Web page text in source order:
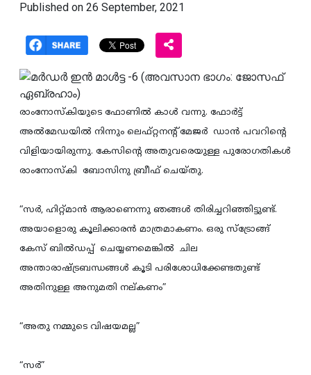
Published on 26 September, 2021
രാംനോസ്കിയുടെ ഫോണില്‍ കാള്‍ വന്നു. ഫോര്‍ട്ട്‌
അല്‍മേഡയില്‍ നിന്നും ലെഫ്റ്റനന്റ് മേജര്‍ ഡാന്‍ പവറിന്റെ
വിളിയായിരുന്നു. കേസിന്‍റെ അതുവരെയുള്ള പുരോഗതികള്‍
രാംനോസ്കി ബോസിനു ബ്രീഫ് ചെയ്തു.
“സര്‍, ഹിറ്റ്‌മാന്‍ ആരാണെന്നു ഞങ്ങള്‍ തിരിച്ചറിഞ്ഞിട്ടുണ്ട്.
അയാളൊരു കൂലിക്കാരന്‍ മാത്രമാകണം. ഒരു സ്ട്രോങ്ങ്‌
കേസ് ബില്‍ഡപ്പ് ചെയ്യണമെങ്കില്‍ ചില
അന്താരാഷ്ട്രബന്ധങ്ങള്‍ കൂടി പരിശോധിക്കേണ്ടതുണ്ട്
അതിനുള്ള അനുമതി നല്കണം”
“അതു നമ്മുടെ വിഷയമല്ല”
“സര്‍”